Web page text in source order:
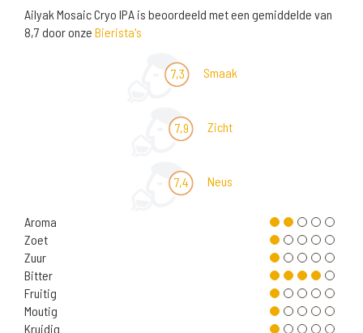
Ailyak Mosaic Cryo IPA is beoordeeld met een gemiddelde van
8,7 door onze Bierista's
7,3 Smaak
7,9 Zicht
7,4 Neus
Aroma
Zoet
Zuur
Bitter
Fruitig
Moutig
Kruidig